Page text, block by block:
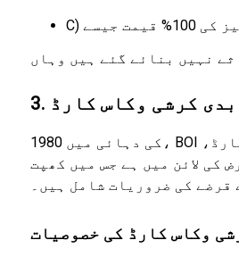
کرشی وکاس کارڈ
1980 کی دہائی میں، BOI پہلا بینک تھا جس نے بینکنگ انڈسٹری میں کسانوں کے لیے 'انڈین گرین کارڈ' متعارف کرایا تھا۔ فی الحال، پروڈکٹ کو کسان گولڈ کارڈ،
کی لائن میں ہے جس میں کھپت
وکاس کارڈ کی خصوصیات